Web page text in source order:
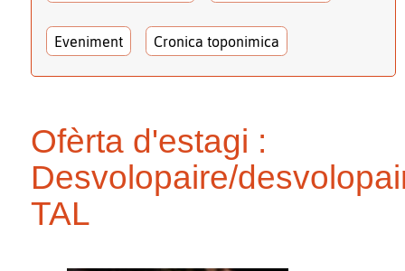
Eveniment Cronica toponimica
Ofèrta d'estagi :
Desvolopaire/
TAL